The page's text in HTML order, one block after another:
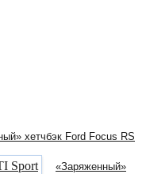
хетчбэк Ford Focus RS
«Заряженный»